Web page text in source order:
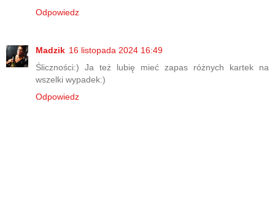
Odpowiedz
Madzik 16 listopada 2024 16:49
Śliczności:) Ja też lubię mieć zapas różnych kartek na
wszelki wypadek:)
Odpowiedz